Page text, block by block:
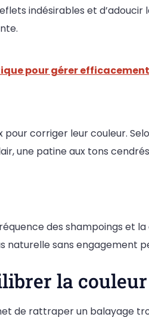
indésirables et d’adoucir
pour gérer
corriger leur couleur.
une patine aux tons
des shampoings et la
naturelle sans engagement
la couleur
de rattraper un balayage